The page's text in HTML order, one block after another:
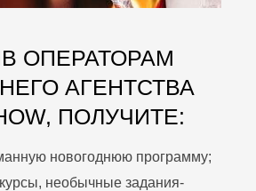
ОПЕРАТОРАМ
АГЕНТСТВА
ПОЛУЧИТЕ:
новогоднюю программу;
необычные задания-